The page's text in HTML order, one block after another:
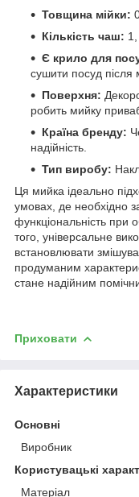
Товщина мійки:
Кількість чаш:
Є крило для
сушити посуд після
Поверхня:
робить мийку
Країна бренду:
надійність.
Тип виробу:
Ця мийка ідеально
умовах, де необхідно
функціональність при
того, універсальне
встановлювати
продуманим
стане надійним
Приховати
Характеристики
Основні
Виробник
Користувацькі
Матеріал